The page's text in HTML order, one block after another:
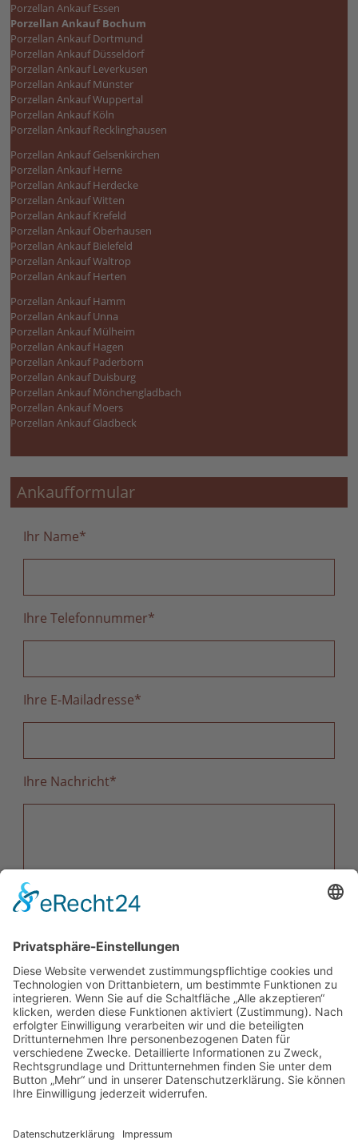
Porzellan Ankauf Essen
Porzellan Ankauf Bochum
Porzellan Ankauf Dortmund
Porzellan Ankauf Düsseldorf
Porzellan Ankauf Leverkusen
Porzellan Ankauf Münster
Porzellan Ankauf Wuppertal
Porzellan Ankauf Köln
Porzellan Ankauf Recklinghausen
Porzellan Ankauf Gelsenkirchen
Porzellan Ankauf Herne
Porzellan Ankauf Herdecke
Porzellan Ankauf Witten
Porzellan Ankauf Krefeld
Porzellan Ankauf Oberhausen
Porzellan Ankauf Bielefeld
Porzellan Ankauf Waltrop
Porzellan Ankauf Herten
Porzellan Ankauf Hamm
Porzellan Ankauf Unna
Porzellan Ankauf Mülheim
Porzellan Ankauf Hagen
Porzellan Ankauf Paderborn
Porzellan Ankauf Duisburg
Porzellan Ankauf Mönchengladbach
Porzellan Ankauf Moers
Porzellan Ankauf Gladbeck
Ankaufformular
Ihr Name*
Ihre Telefonnummer*
Ihre E-Mailadresse*
Ihre Nachricht*
Mit dem Absenden der Anfrage erklären Sie sich mit
der Verarbeitung Ihrer Daten zum
Zweck der Bearbeitung Ihrer Anfrage einverstanden.
Weitere Informationen zur
Datenverarbeitung finden Sie in
derDatenschutzerklärung
Sicherheitsabfrage*
Was ist die Summe aus 7 und 5?